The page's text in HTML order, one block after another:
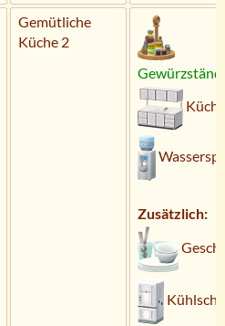
Gemütliche
Küche 2
Zusätzlich: